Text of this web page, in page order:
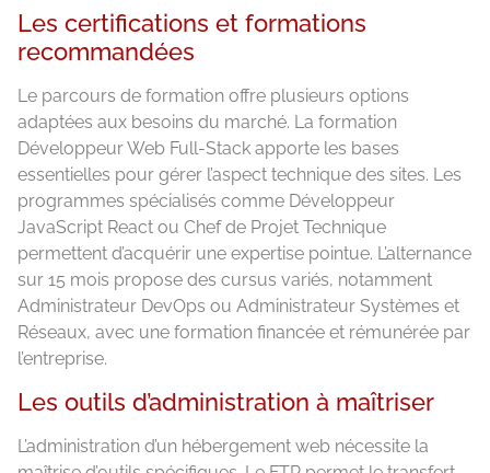
Les certifications et formations
recommandées
Le parcours de formation offre plusieurs options
adaptées aux besoins du marché. La formation
Développeur Web Full-Stack apporte les bases
essentielles pour gérer l’aspect technique des sites. Les
programmes spécialisés comme Développeur
JavaScript React ou Chef de Projet Technique
permettent d’acquérir une expertise pointue. L’alternance
sur 15 mois propose des cursus variés, notamment
Administrateur DevOps ou Administrateur Systèmes et
Réseaux, avec une formation financée et rémunérée par
l’entreprise.
Les outils d’administration à maîtriser
L’administration d’un hébergement web nécessite la